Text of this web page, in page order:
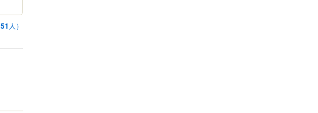
51 人）